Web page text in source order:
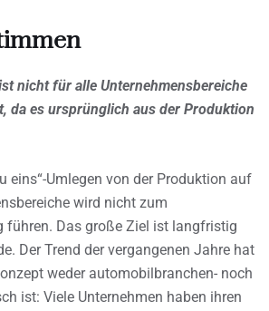
nicht für alle Unternehmensbereiche
da es ursprünglich aus der Produktion
eins“-Umlegen von der Produktion auf
wird nicht zum
führen. Das große Ziel ist langfristig
Der Trend der vergangenen Jahre hat
weder automobilbranchen- noch
ist: Viele Unternehmen haben ihren